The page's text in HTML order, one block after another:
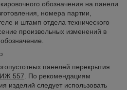
обозначения на панели
номера партии,
и штамп отдела технического
произвольных изменений в
панелей перекрытия
557. По рекомендациям
изделий следует использовать